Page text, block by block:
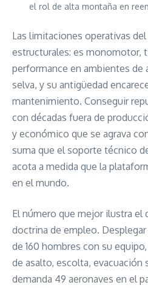
el rol de alta montaña en
Las limitaciones operativas
estructurales: es monomotor,
performance en ambientes de
selva, y su antigüedad
mantenimiento. Conseguir
con décadas fuera de
y económico que se agrava
suma que el soporte técnico
acota a medida que la
en el mundo.
El número que mejor ilustra el
doctrina de empleo.
de 160 hombres con su
de asalto, escolta, evacuación
demanda 49 aeronaves en el